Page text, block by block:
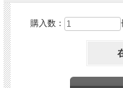
第3章 印象を大きく変える! 「
購入数：